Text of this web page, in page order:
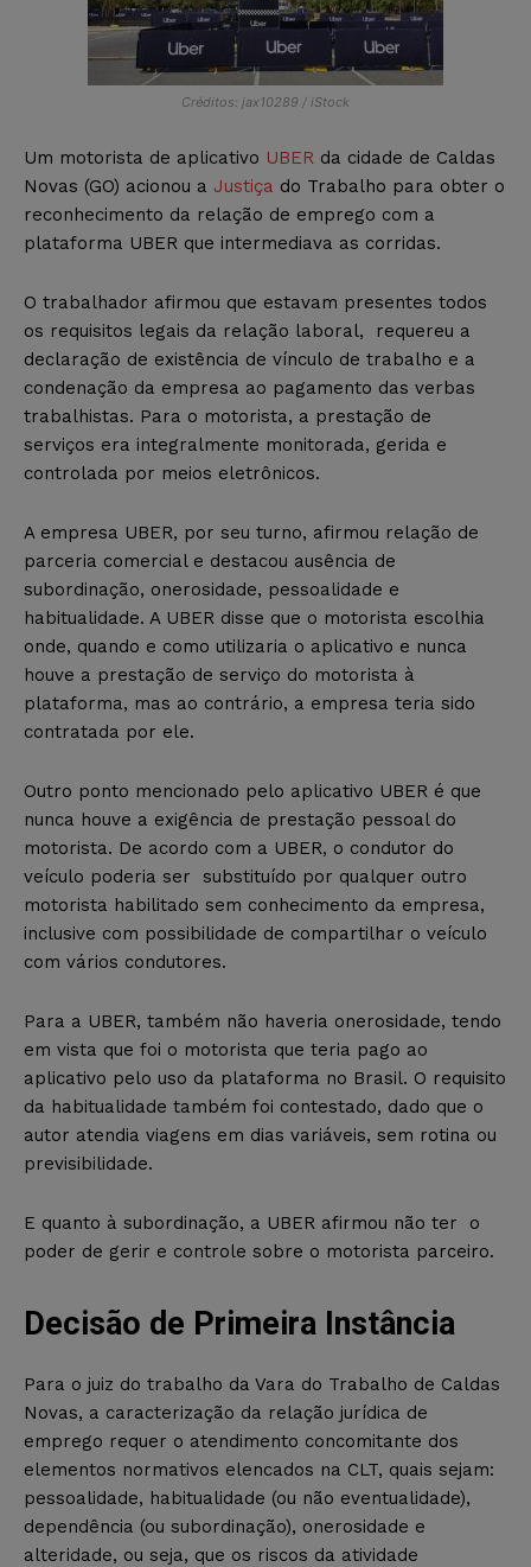
Créditos: jax10289 / iStock
Um motorista de aplicativo UBER da cidade de Caldas
Novas (GO) acionou a Justiça do Trabalho para obter o
reconhecimento da relação de emprego com a
plataforma UBER que intermediava as corridas.
O trabalhador afirmou que estavam presentes todos
os requisitos legais da relação laboral, requereu a
declaração de existência de vínculo de trabalho e a
condenação da empresa ao pagamento das verbas
trabalhistas. Para o motorista, a prestação de
serviços era integralmente monitorada, gerida e
controlada por meios eletrônicos.
A empresa UBER, por seu turno, afirmou relação de
parceria comercial e destacou ausência de
subordinação, onerosidade, pessoalidade e
habitualidade. A UBER disse que o motorista escolhia
onde, quando e como utilizaria o aplicativo e nunca
houve a prestação de serviço do motorista à
plataforma, mas ao contrário, a empresa teria sido
contratada por ele.
Outro ponto mencionado pelo aplicativo UBER é que
nunca houve a exigência de prestação pessoal do
motorista. De acordo com a UBER, o condutor do
veículo poderia ser substituído por qualquer outro
motorista habilitado sem conhecimento da empresa,
inclusive com possibilidade de compartilhar o veículo
com vários condutores.
Para a UBER, também não haveria onerosidade, tendo
em vista que foi o motorista que teria pago ao
aplicativo pelo uso da plataforma no Brasil. O requisito
da habitualidade também foi contestado, dado que o
autor atendia viagens em dias variáveis, sem rotina ou
previsibilidade.
E quanto à subordinação, a UBER afirmou não ter o
poder de gerir e controle sobre o motorista parceiro.
Decisão de Primeira Instância
Para o juiz do trabalho da Vara do Trabalho de Caldas
Novas, a caracterização da relação jurídica de
emprego requer o atendimento concomitante dos
elementos normativos elencados na CLT, quais sejam:
pessoalidade, habitualidade (ou não eventualidade),
dependência (ou subordinação), onerosidade e
alteridade, ou seja, que os riscos da atividade